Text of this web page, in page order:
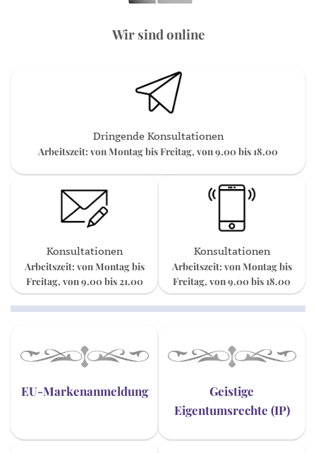
Wir sind online
Dringende Konsultationen
Arbeitszeit: von Montag bis Freitag, von 9.00 bis 18.00
Konsultationen
Arbeitszeit: von Montag bis
Freitag, von 9.00 bis 21.00
Konsultationen
Arbeitszeit: von Montag bis
Freitag, von 9.00 bis 18.00
EU-Markenanmeldung
Geistige
Eigentumsrechte (IP)